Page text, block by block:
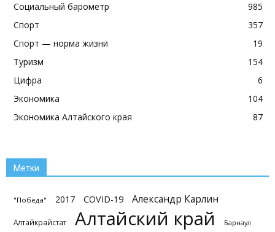
Социальный барометр
985
Спорт
357
Спорт — норма жизни
19
Туризм
154
Цифра
6
Экономика
104
Экономика Алтайского края
87
Метки
"Победа" 2017 COVID-19 Александр Карлин
Алтайкрайстат Алтайский край Барнаул